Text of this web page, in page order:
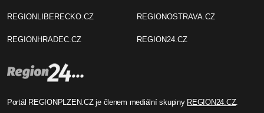
REGIONLIBERECKO.CZ
REGIONHRADEC.CZ
REGIONOSTRAVA.CZ
REGION24.CZ
Portál REGIONPLZEN.CZ je členem mediální skupiny REGION24.CZ.